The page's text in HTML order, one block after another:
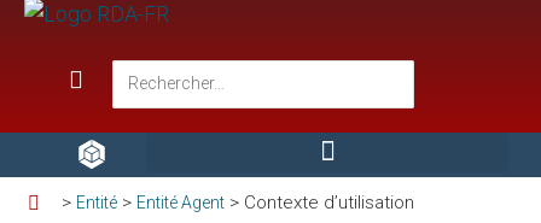
Entité > Entité Agent > Contexte d’utilisation